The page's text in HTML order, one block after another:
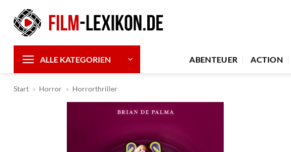
Inhalt
springen
ALLE KATEGORIEN ABENTEUER ACTION
Start » Horror » Horrorthriller